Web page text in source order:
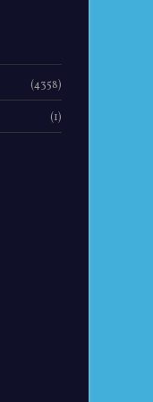
(4358)
(1)